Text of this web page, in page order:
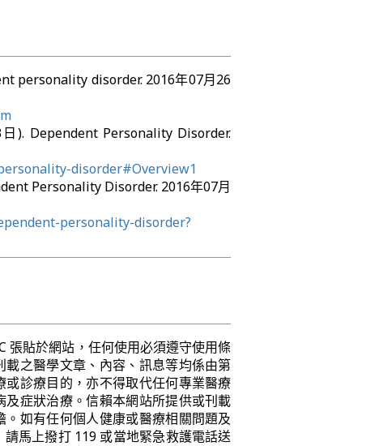
personality disorder. 2016年07月26
). Dependent Personality Disorder.
disorder#Overview1
Personality Disorder. 2016年07月
personality-disorder?
張貼於網站，任何使用必須遵守使用條
之醫學文章、內容、訊息等均係由第
診療目的，亦不得取代任何專業醫療
症狀治療。信賴本網站所提供或刊載
如有任何個人健康或醫療相關問題及
馬上撥打 119 或當地緊急救護電話送